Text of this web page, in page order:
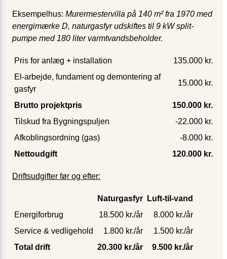
Eksempelhus: Murermestervilla på 140 m² fra 1970 med
energimærke D, naturgasfyr udskiftes til 9 kW split-
pumpe med 180 liter varmtvandsbeholder.
Pris for anlæg + installation
135.000 kr.
El-arbejde, fundament og demontering af
gasfyr
15.000 kr.
Brutto projektpris
150.000 kr.
Tilskud fra Bygningspuljen
-22.000 kr.
Afkoblingsordning (gas)
-8.000 kr.
Nettoudgift
120.000 kr.
Driftsudgifter før og efter:
Naturgasfyr
Luft-til-vand
Energiforbrug
18.500 kr./år
8.000 kr./år
Service & vedligehold
1.800 kr./år
1.500 kr./år
Total drift
20.300 kr./år 9.500 kr./år